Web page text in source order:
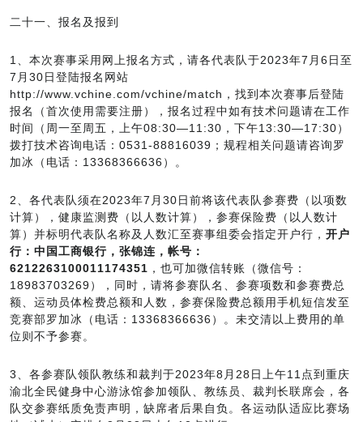
二十一、报名及报到
1、本次赛事采用网上报名方式，请各代表队于2023年7月6日至
7月30日登陆报名网站
http://www.vchine.com/vchine/match，找到本次赛事后登陆
报名（首次使用需要注册），报名过程中如有技术问题请在工作
时间（周一至周五，上午08:30—11:30，下午13:30—17:30）
拨打技术咨询电话：0531-88816039；规程相关问题请咨询罗
加冰（电话：13368366636）。
2、各代表队须在2023年7月30日前将该代表队参赛费（以项数
计算），健康监测费（以人数计算），参赛保险费（以人数计
算）并标明代表队名称及人数汇至赛事组委会指定开户行， 开户
行：中国工商银行，张锦连，帐号：
6212263100011174351 ，也可加微信转账（微信号：
18983703269），同时，请将参赛队名、参赛项数和参赛费总
额、运动员体检费总额和人数，参赛保险费总额用手机短信发至
竞赛部罗加冰（电话：13368366636）。未交清以上费用的单
位则不予参赛。
3、各参赛队领队教练和裁判于2023年8月28日上午11点到重庆
渝北全民健身中心游泳馆参加领队、教练员、裁判长联席会，各
队交参赛纸质免责声明，缺席者后果自负。各运动队适应比赛场